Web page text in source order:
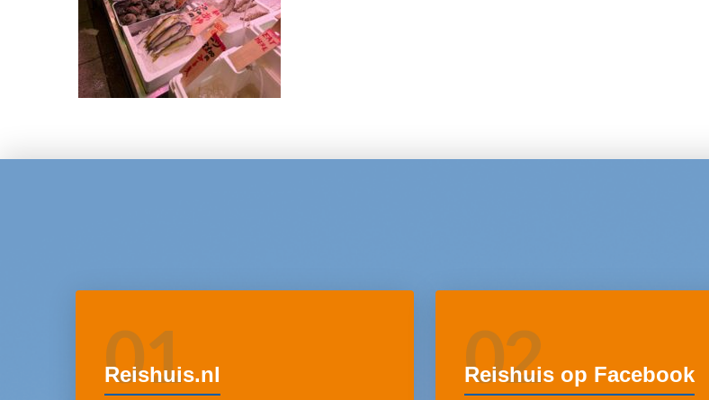
01
Reishuis.nl 02
Reishuis op Facebook